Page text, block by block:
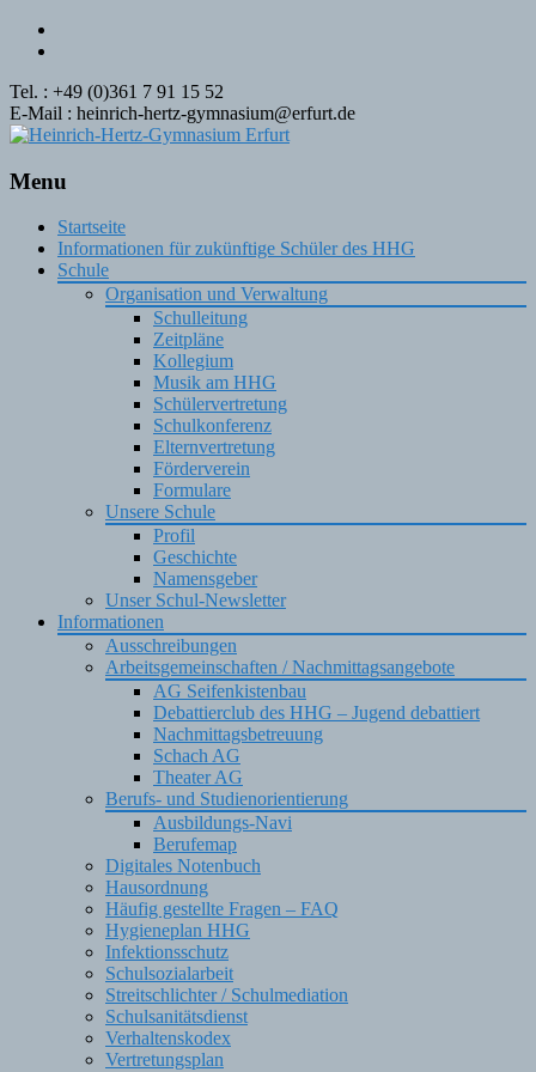
Tel. : +49 (0)361 7 91 15 52
E-Mail : heinrich-hertz-gymnasium@erfurt.de
Menu
Skip
content
Startseite
Informationen für zukünftige Schüler des HHG
Schule
Organisation und Verwaltung
Schulleitung
Zeitpläne
Kollegium
Musik am HHG
Schülervertretung
Schulkonferenz
Elternvertretung
Förderverein
Formulare
Unsere Schule
Profil
Geschichte
Namensgeber
Unser Schul-Newsletter
Informationen
Ausschreibungen
Arbeitsgemeinschaften / Nachmittagsangebote
AG Seifenkistenbau
Debattierclub des HHG – Jugend debattiert
Nachmittagsbetreuung
Schach AG
Theater AG
Berufs- und Studienorientierung
Ausbildungs-Navi
Berufemap
Digitales Notenbuch
Hausordnung
Häufig gestellte Fragen – FAQ
Hygieneplan HHG
Infektionsschutz
Schulsozialarbeit
Streitschlichter / Schulmediation
Schulsanitätsdienst
Verhaltenskodex
Vertretungsplan